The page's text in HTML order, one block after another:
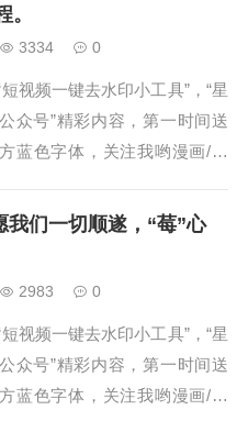
3334 0
视频一键去水印小工具”，“星
众号”精彩内容，第一时间送
蓝色字体，关注我哟漫画/头
击放大 长按保存 长路漫漫，
们一切顺遂，“莓”心
2983 0
视频一键去水印小工具”，“星
众号”精彩内容，第一时间送
蓝色字体，关注我哟漫画/头